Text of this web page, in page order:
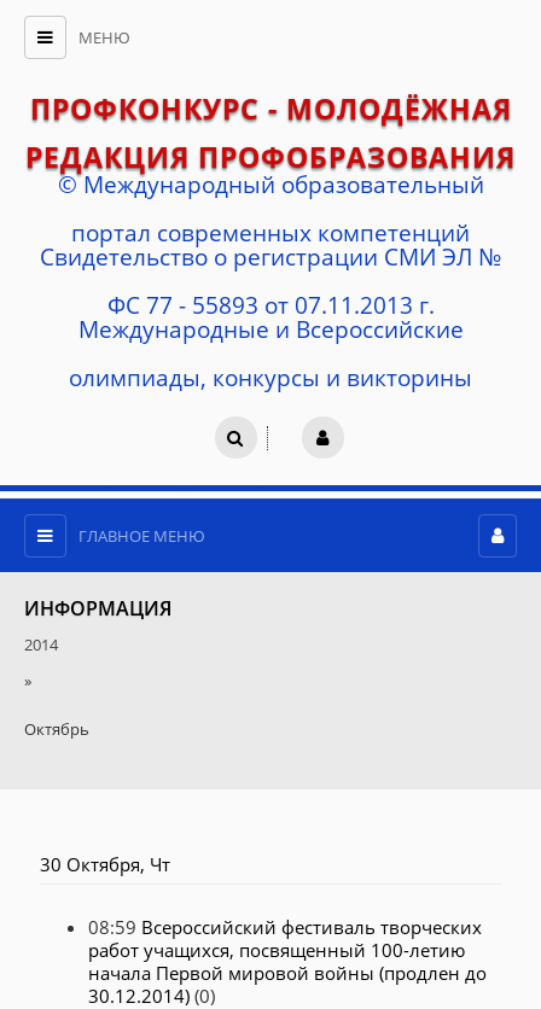
МЕНЮ
ПРОФКОНКУРС - МОЛОДЁЖНАЯ
РЕДАКЦИЯ ПРОФОБРАЗОВАНИЯ
© Международный образовательный
портал современных компетенций
Cвидетельство о регистрации СМИ ЭЛ №
ФС 77 - 55893 от 07.11.2013 г.
Международные и Всероссийские
олимпиады, конкурсы и викторины
ГЛАВНОЕ МЕНЮ
ИНФОРМАЦИЯ
2014
»
Октябрь
30 Октября, Чт
08:59 Всероссийский фестиваль творческих
работ учащихся, посвященный 100-летию
начала Первой мировой войны (продлен до
30.12.2014) (0)